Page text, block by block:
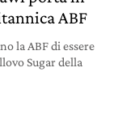
ABF
la ABF di essere
Sugar della